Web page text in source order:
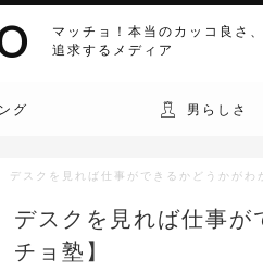
マッチョ！本当のカッコ良さ
追求するメディア
グ 男らしさ
デスクを見れば仕事ができるかどうかがわ
デスクを見れば仕事が
チョ塾】